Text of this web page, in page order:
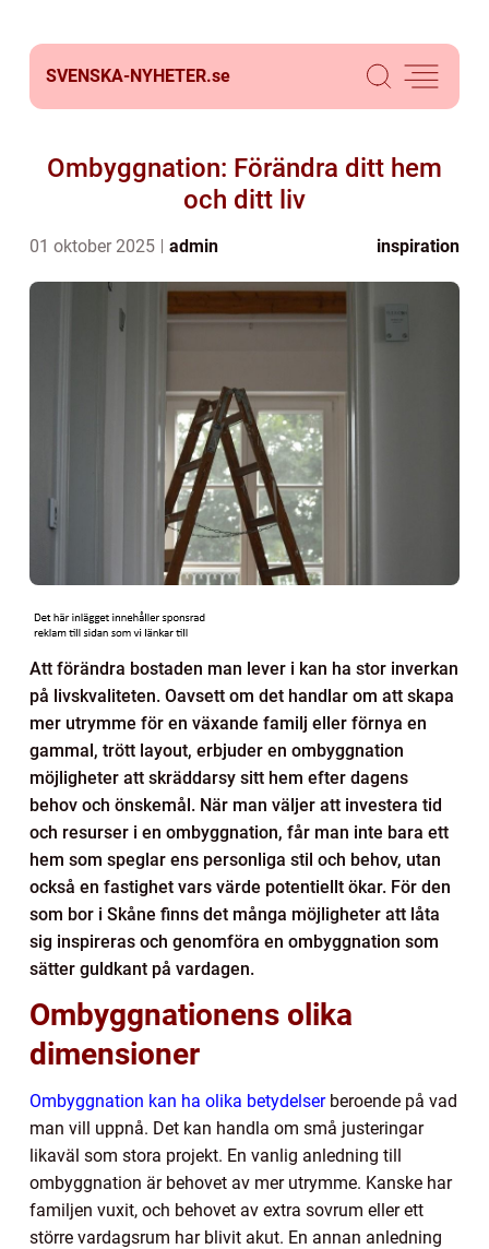
SVENSKA-NYHETER.se
Ombyggnation: Förändra ditt hem
och ditt liv
01 oktober 2025 admin inspiration
Att förändra bostaden man lever i kan ha stor inverkan
på livskvaliteten. Oavsett om det handlar om att skapa
mer utrymme för en växande familj eller förnya en
gammal, trött layout, erbjuder en ombyggnation
möjligheter att skräddarsy sitt hem efter dagens
behov och önskemål. När man väljer att investera tid
och resurser i en ombyggnation, får man inte bara ett
hem som speglar ens personliga stil och behov, utan
också en fastighet vars värde potentiellt ökar. För den
som bor i Skåne finns det många möjligheter att låta
sig inspireras och genomföra en ombyggnation som
sätter guldkant på vardagen.
Ombyggnationens olika
dimensioner
Ombyggnation kan ha olika betydelserberoende på vad
man vill uppnå. Det kan handla om små justeringar
likaväl som stora projekt. En vanlig anledning till
ombyggnation är behovet av mer utrymme. Kanske har
familjen vuxit, och behovet av extra sovrum eller ett
större vardagsrum har blivit akut. En annan anledning